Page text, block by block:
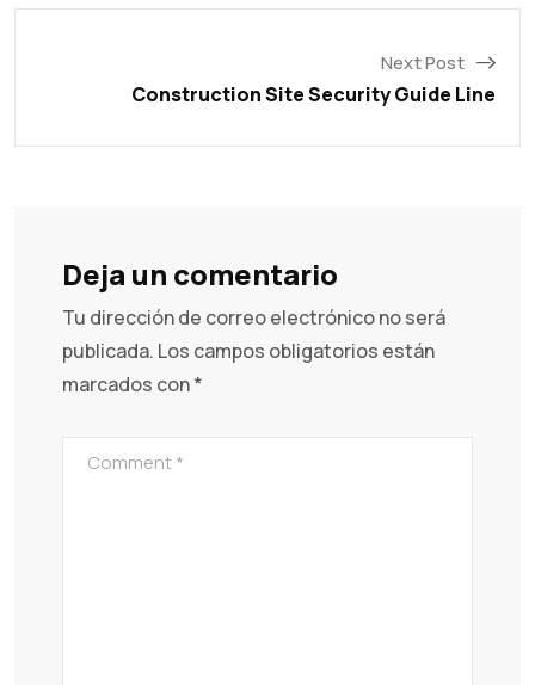
Next Post
Construction Site Security Guide Line
Deja un comentario
Tu dirección de correo electrónico no será
publicada. Los campos obligatorios están
marcados con*